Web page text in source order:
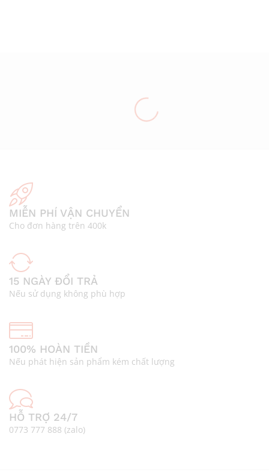
MIỄN PHÍ VẬN CHUYỂN
Cho đơn hàng trên 400k
15 NGÀY ĐỔI TRẢ
Nếu sử dụng không phù hợp
100% HOÀN TIỀN
Nếu phát hiện sản phẩm kém chất lượng
HỖ TRỢ 24/7
0773 777 888 (zalo)